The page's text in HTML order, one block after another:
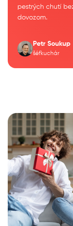
pestrých chutí
dovozom.
Petr Soukup
šéfkuchár